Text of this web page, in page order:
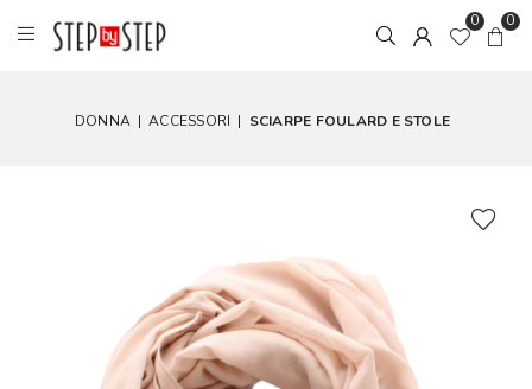
0 0
DONNA | ACCESSORI | SCIARPE FOULARD E STOLE